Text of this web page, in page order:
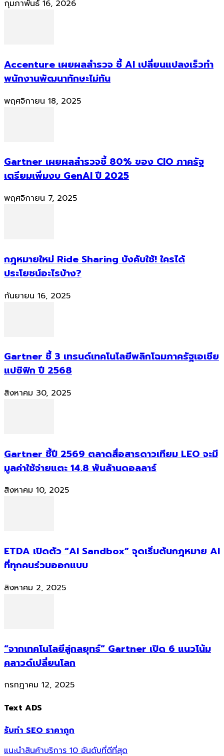
กุมภาพันธ์ 16, 2026
Accenture เผยผลสำรวจ ชี้ AI เปลี่ยนแปลงเร็วทำ
พนักงานพัฒนาทักษะไม่ทัน
พฤศจิกายน 18, 2025
Gartner เผยผลสำรวจชี้ 80% ของ CIO ภาครัฐ
เตรียมเพิ่มงบ GenAI ปี 2025
พฤศจิกายน 7, 2025
กฎหมายใหม่ Ride Sharing บังคับใช้! ใครได้
ประโยชน์อะไรบ้าง?
กันยายน 16, 2025
Gartner ชี้ 3 เทรนด์เทคโนโลยีพลิกโฉมภาครัฐเอเชีย
แปซิฟิก ปี 2568
สิงหาคม 30, 2025
Gartner ชี้ปี 2569 ตลาดสื่อสารดาวเทียม LEO จะมี
มูลค่าใช้จ่ายแตะ 14.8 พันล้านดอลลาร์
สิงหาคม 10, 2025
ETDA เปิดตัว “AI Sandbox” จุดเริ่มต้นกฎหมาย AI
ที่ทุกคนร่วมออกแบบ
สิงหาคม 2, 2025
“จากเทคโนโลยีสู่กลยุทธ์” Gartner เปิด 6 แนวโน้ม
คลาวด์เปลี่ยนโลก
กรกฎาคม 12, 2025
Text ADS
รับทำ SEO ราคาถูก
แนะนำสินค้าบริการ 10 อันดับที่ดีที่สุด